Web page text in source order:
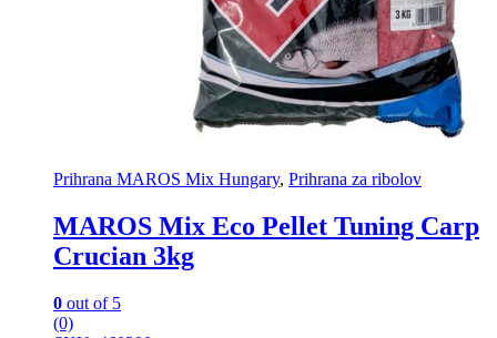
Prihrana MAROS Mix Hungary, Prihrana za ribolov
MAROS Mix Eco Pellet Tuning Carp
Crucian 3kg
0 out of 5
(0)